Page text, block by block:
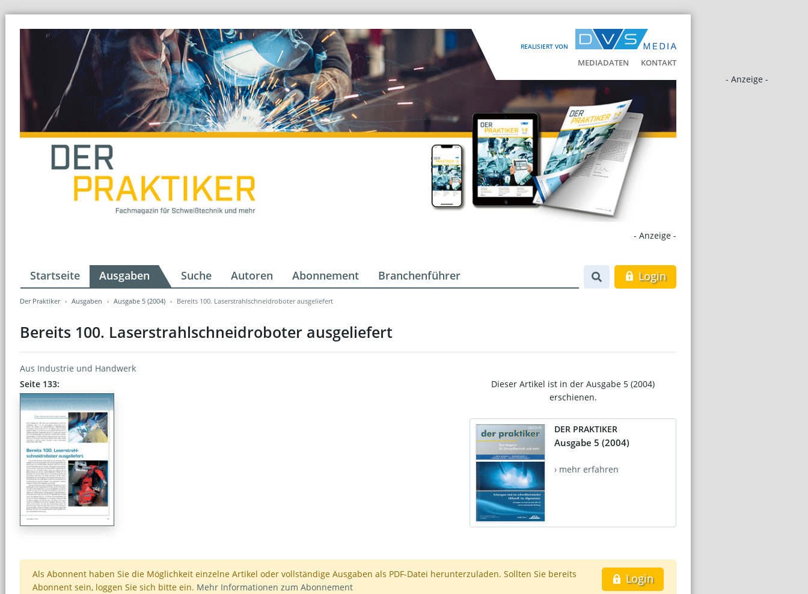
REALISIERT VON
MEDIADATEN KONTAKT
- Anzeige -
- Anzeige -
Startseite Ausgaben Suche Autoren Abonnement Branchenführer Login
Der Praktiker Ausgaben Ausgabe 5 (2004) Bereits 100. Laserstrahlschneidroboter ausgeliefert
Bereits 100. Laserstrahlschneidroboter ausgeliefert
Aus Industrie und Handwerk
Seite 133:
Dieser Artikel ist in der Ausgabe 5 (2004)
erschienen.
DER PRAKTIKER
Ausgabe 5 (2004)
› mehr erfahren
Login
Als Abonnent haben Sie die Möglichkeit einzelne Artikel oder vollständige Ausgaben als PDF-Datei herunterzuladen. Sollten Sie bereits
Abonnent sein, loggen Sie sich bitte ein. Mehr Informationen zum Abonnement